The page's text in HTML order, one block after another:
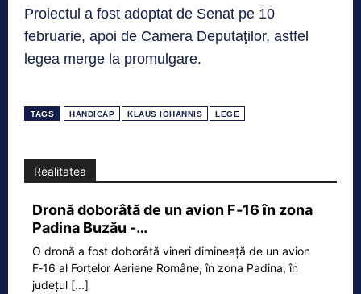
Proiectul a fost adoptat de Senat pe 10
februarie, apoi de Camera Deputaţilor, astfel
legea merge la promulgare.
TAGS HANDICAP KLAUS IOHANNIS LEGE
Realitatea
Dronă doborâtă de un avion F‑16 în zona
Padina Buzău -…
O dronă a fost doborâtă vineri dimineață de un avion
F‑16 al Forțelor Aeriene Române, în zona Padina, în
județul [...]